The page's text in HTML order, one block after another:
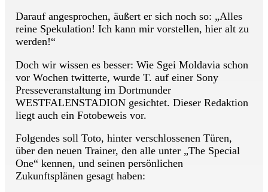
Darauf angesprochen, äußert er sich noch so: „Alles
reine Spekulation! Ich kann mir vorstellen, hier alt zu
werden!“
Doch wir wissen es besser: Wie Sgei Moldavia schon
vor Wochen twitterte, wurde T. auf einer Sony
Presseveranstaltung im Dortmunder
WESTFALENSTADION gesichtet. Dieser Redaktion
liegt auch ein Fotobeweis vor.
Folgendes soll Toto, hinter verschlossenen Türen,
über den neuen Trainer, den alle unter „The Special
One“ kennen, und seinen persönlichen
Zukunftsplänen gesagt haben: